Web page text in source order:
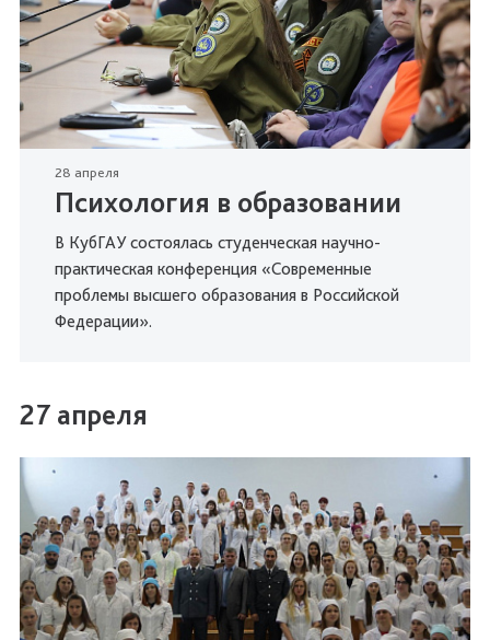
28 апреля
Психология в образовании
В КубГАУ состоялась студенческая научно-
практическая конференция «Современные
проблемы высшего образования в Российской
Федерации».
27 апреля